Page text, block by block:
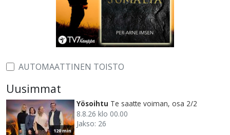
AUTOMAATTINEN TOISTO
Uusimmat
120 min
Yösoihtu Te saatte voiman, osa 2/2
8.8.26 klo 00.00
Jakso: 26